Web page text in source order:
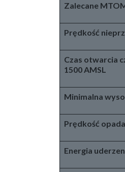
Zalecane
Prędkość
Czas otwarcia
1500 AMSL
Minimalna
Prędkość
Energia